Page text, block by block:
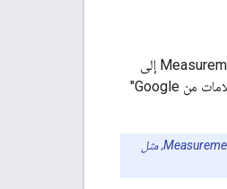
Measurement Protocol إلى
حاوية. بعد ذلك، تُرسِل الحاوية هذه الأحداث إلى "إحصاءات Google" باستخدام الآلية نفسها التي تُستخدَم في جميع أحداث "إدارة العلامات من Google"
_لا_ يتم إرسال هذه الأحداث إلى نقطة نهاية Measurement Protocol، وبالتالي لا يتمّ استخدام جميع ميزات نقطة نهاية Measurement Protocol، مثل